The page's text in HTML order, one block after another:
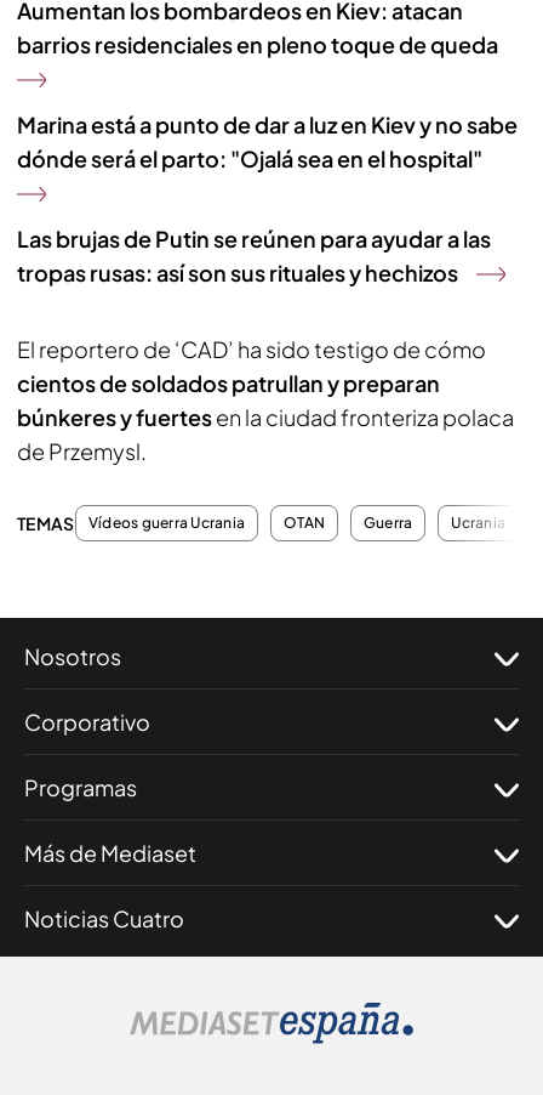
Aumentan los bombardeos en Kiev: atacan
barrios residenciales en pleno toque de queda
Marina está a punto de dar a luz en Kiev y no sabe
dónde será el parto: "Ojalá sea en el hospital"
Las brujas de Putin se reúnen para ayudar a las
tropas rusas: así son sus rituales y hechizos
El reportero de ‘CAD’ ha sido testigo de cómo
cientos de soldados patrullan y preparan
búnkeres y fuertesen la ciudad fronteriza polaca
de Przemysl.
TEMAS Vídeos guerra Ucrania OTAN Guerra Ucrania
Nosotros
Corporativo
Programas
Más de Mediaset
Noticias Cuatro